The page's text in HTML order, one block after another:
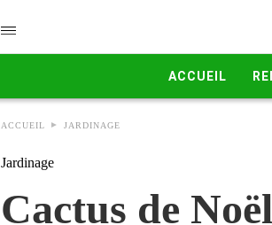
ACCUEIL
ACCUEIL JARDINAGE
Jardinage
Cactus de